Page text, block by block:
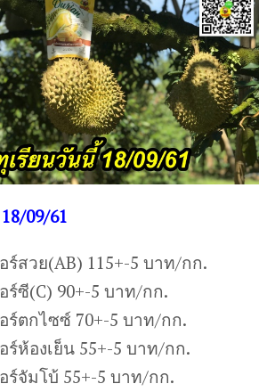
09/61
ร์สวย(AB) 115+-5 บาท/กก.
ร์ซี(C) 90+-5 บาท/กก.
ร์ตกไซซ์ 70+-5 บาท/กก.
ร์ห้องเย็น 55+-5 บาท/กก.
ร์จัมโบ้ 55+-5 บาท/กก.